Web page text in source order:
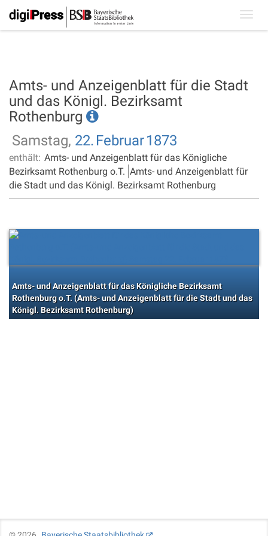
Amts- und Anzeigenblatt für die Stadt
und das Königl. Bezirksamt
Rothenburg
Samstag, 22. Februar1873
enthält: Amts- und Anzeigenblatt für das Königliche
Bezirksamt Rothenburg o.T. Amts- und Anzeigenblatt für
die Stadt und das Königl. Bezirksamt Rothenburg
Amts- und Anzeigenblatt für das Königliche Bezirksamt
Rothenburg o.T. (Amts- und Anzeigenblatt für die Stadt und das
Königl. Bezirksamt Rothenburg)